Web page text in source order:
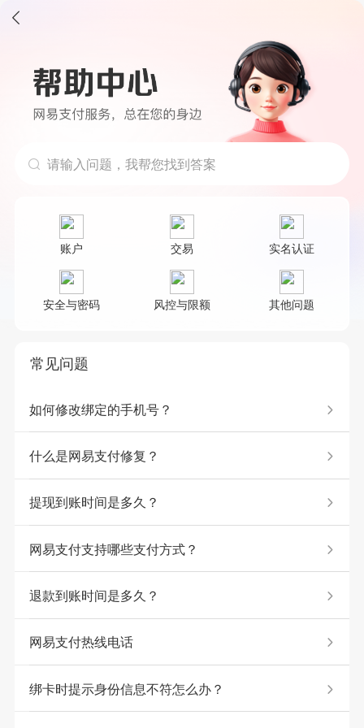
请输入问题，我帮您找到答案
账户 交易 实名认证
安全与密码 风控与限额 其他问题
常见问题
如何修改绑定的手机号？
什么是网易支付修复？
提现到账时间是多久？
网易支付支持哪些支付方式？
退款到账时间是多久？
网易支付热线电话
绑卡时提示身份信息不符怎么办？